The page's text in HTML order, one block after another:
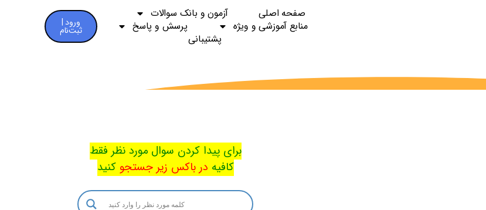
صفحه اصلی
آزمون و بانک سوالات
منابع آموزشی و ویژه
پرسش و پاسخ
پشتیبانی
ورود |
ثبت‌نام
برای پیدا کردن سوال مورد نظر فقط
کافیه در باکس زیر جستجو کنید